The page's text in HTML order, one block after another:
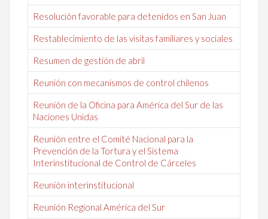
Resolución favorable para detenidos en San Juan
Restablecimiento de las visitas familiares y sociales
Resumen de gestión de abril
Reunión con mecanismos de control chilenos
Reunión de la Oficina para América del Sur de las
Naciones Unidas
Reunión entre el Comité Nacional para la
Prevención de la Tortura y el Sistema
Interinstitucional de Control de Cárceles
Reunión interinstitucional
Reunión Regional América del Sur